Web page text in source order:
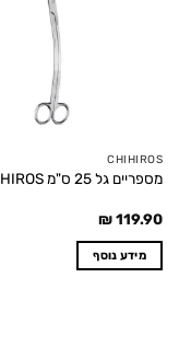
CHIHIROS
מספריים גל 25 ס"מ CHIHIROS
₪119.90
מידע נוסף